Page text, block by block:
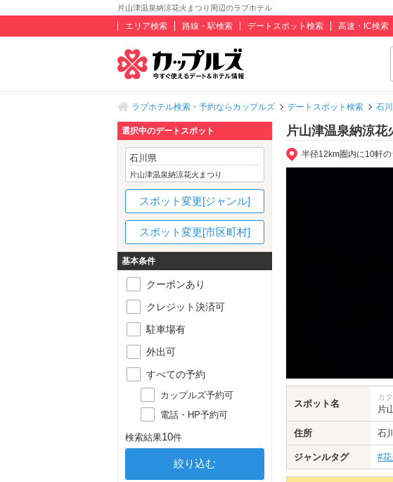
片山津温泉納涼花火まつり周辺のラブホテル
エリア検索 路線・駅検索 デートスポット検索 高速・IC検索
ラブホテル検索・予約ならカップルズ デートスポット検索 石
片山津温泉納涼花
半径12km圏内に10軒
スポット名
カ
片
住所 石
ジャンルタグ #花
選択中のデートスポット
石川県
片山津温泉納涼花火まつり
スポット変更[ジャンル]
スポット変更[市区町村]
基本条件
クーポンあり
クレジット決済可
駐車場有
外出可
すべての予約
カップルズ予約可
電話・HP予約可
検索結果10件